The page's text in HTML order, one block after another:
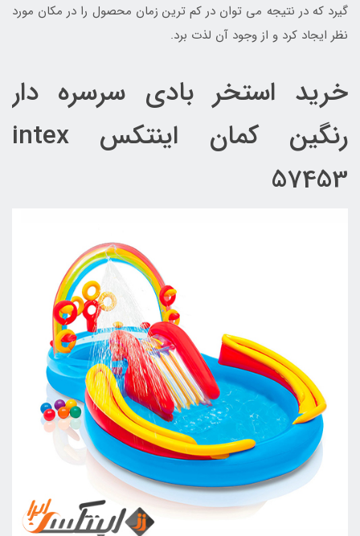
گیرد که در نتیجه می توان در کم ترین زمان محصول را در مکان مورد
نظر ایجاد کرد و از وجود آن لذت برد.
خرید استخر بادی سرسره دار
رنگین کمان اینتکس intex
57453